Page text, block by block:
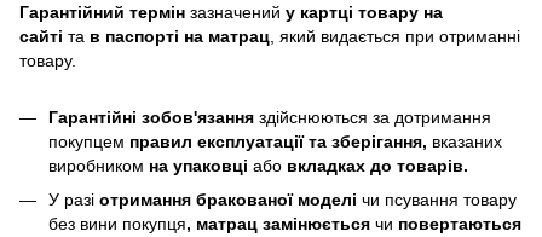
Гарантійний термін зазначений у картці товару на
сайті та в паспорті на матрац , який видається при отриманні
товару.
Гарантійні зобов'язання здійснюються за дотримання
покупцем правил експлуатації та зберігання, вказаних
виробником на упаковці або вкладках до товарів.
У разі отримання бракованої моделі чи псування товару
без вини покупця, матрац замінюється чи повертаються